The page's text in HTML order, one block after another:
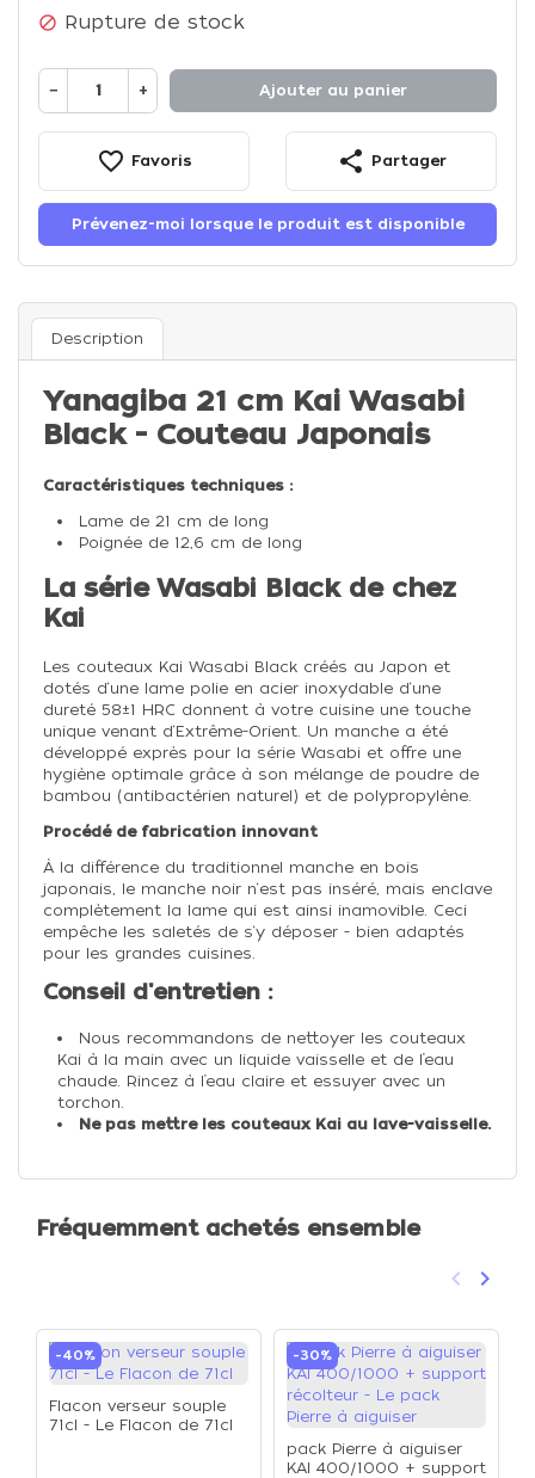
 Rupture de stock
− + Ajouter au panier
favorite_border Favoris share Partager
Prévenez-moi lorsque le produit est disponible
Description
Yanagiba 21 cm Kai Wasabi
Black - Couteau Japonais
Caractéristiques techniques :
Lame de 21 cm de long
Poignée de 12,6 cm de long
La série Wasabi Black de chez
Kai
Les couteaux Kai Wasabi Black créés au Japon et
dotés d‘une lame polie en acier inoxydable d‘une
dureté 58±1 HRC donnent à votre cuisine une touche
unique venant d‘Extrême-Orient. Un manche a été
développé exprès pour la série Wasabi et offre une
hygiène optimale grâce à son mélange de poudre de
bambou (antibactérien naturel) et de polypropylène.
Procédé de fabrication innovant
À la différence du traditionnel manche en bois
japonais, le manche noir n‘est pas inséré, mais enclave
complètement la lame qui est ainsi inamovible. Ceci
empêche les saletés de s‘y déposer - bien adaptés
pour les grandes cuisines.
Conseil d'entretien :
Nous recommandons de nettoyer les couteaux
Kai à la main avec un liquide vaisselle et de l’eau
chaude. Rincez à l’eau claire et essuyer avec un
torchon.
Ne pas mettre les couteaux Kai au lave-vaisselle.
Fréquemment achetés ensemble
Précédent
keyboard_arrow_left keyboard_arrow_right
-40%
Flacon verseur souple
71cl - Le Flacon de 71cl
-30%
pack Pierre à aiguiser
KAI 400/1000 + support